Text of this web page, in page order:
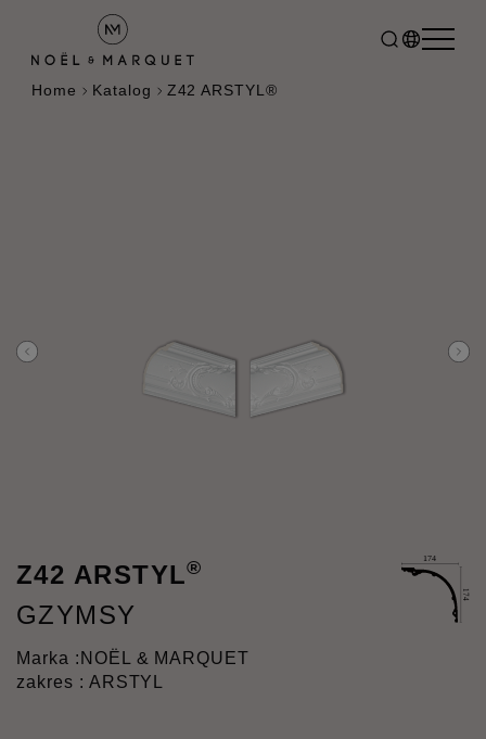
Home Katalog Z42 ARSTYL®
Z42 ARSTYL®
GZYMSY
Marka : NOËL & MARQUET
zakres : ARSTYL